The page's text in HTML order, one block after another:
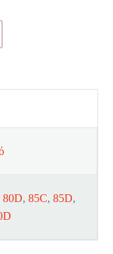
80D, 85C, 85D,